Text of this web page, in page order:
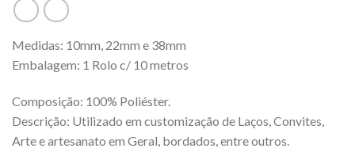
Medidas: 10mm, 22mm e 38mm
Embalagem: 1 Rolo c/ 10 metros
Composição: 100% Poliéster.
Descrição: Utilizado em customização de Laços, Convites,
Arte e artesanato em Geral, bordados, entre outros.